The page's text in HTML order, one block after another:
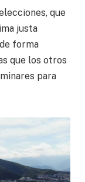
que
justa
forma
que los otros
para